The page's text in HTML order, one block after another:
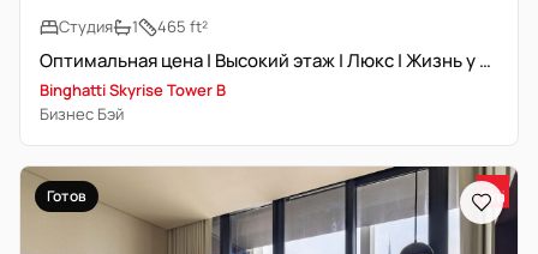
Студия
1 465 ft²
Оптимальная цена | Высокий этаж | Люкс | Жизнь у воды
Binghatti Skyrise Tower B
Бизнес Бэй
Готов